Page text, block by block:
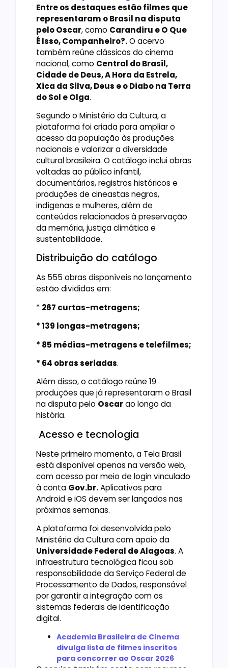
Entre os destaques estão filmes que
representaram o Brasil na disputa
pelo Oscar, como Carandiru e O Que
É Isso, Companheiro?.O acervo
também reúne clássicos do cinema
nacional, como Central do Brasil,
Cidade de Deus, A Hora da Estrela,
Xica da Silva, Deus e o Diabo na Terra
do Sol e Olga.
Segundo o Ministério da Cultura, a
plataforma foi criada para ampliar o
acesso da população às produções
nacionais e valorizar a diversidade
cultural brasileira. O catálogo inclui obras
voltadas ao público infantil,
documentários, registros históricos e
produções de cineastas negros,
indígenas e mulheres, além de
conteúdos relacionados à preservação
da memória, justiça climática e
sustentabilidade.
Distribuição do catálogo
As 555 obras disponíveis no lançamento
estão divididas em:
* 267 curtas-metragens;
* 139 longas-metragens;
* 85 médias-metragens e telefilmes;
* 64 obras seriadas.
Além disso, o catálogo reúne 19
produções que já representaram o Brasil
na disputa pelo Oscarao longo da
história.
Acesso e tecnologia
Neste primeiro momento, a Tela Brasil
está disponível apenas na versão web,
com acesso por meio de login vinculado
à conta Gov.br.Aplicativos para
Android e iOS devem ser lançados nas
próximas semanas.
A plataforma foi desenvolvida pelo
Ministério da Cultura com apoio da
Universidade Federal de Alagoas. A
infraestrutura tecnológica ficou sob
responsabilidade da Serviço Federal de
Processamento de Dados, responsável
por garantir a integração com os
sistemas federais de identificação
digital.
Academia Brasileira de Cinema
divulga lista de filmes inscritos
para concorrer ao Oscar 2026